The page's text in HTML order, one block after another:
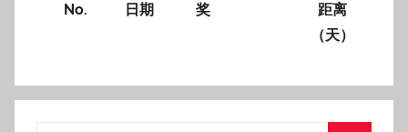
No.
日期 奖
距离
（天）